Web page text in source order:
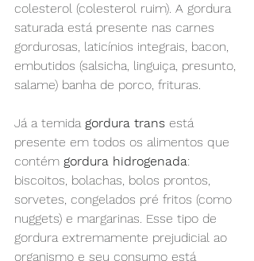
colesterol (colesterol ruim). A gordura
saturada está presente nas carnes
gordurosas, laticínios integrais, bacon,
embutidos (salsicha, linguiça, presunto,
salame) banha de porco, frituras.
Já a temida gordura trans está
presente em todos os alimentos que
contém gordura hidrogenada:
biscoitos, bolachas, bolos prontos,
sorvetes, congelados pré fritos (como
nuggets) e margarinas. Esse tipo de
gordura extremamente prejudicial ao
organismo e seu consumo está